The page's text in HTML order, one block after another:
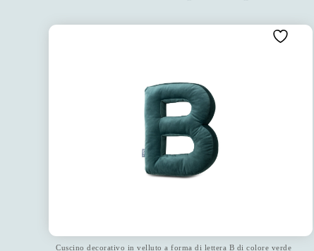
Cuscino decorativo in velluto a forma di lettera B di colore verde